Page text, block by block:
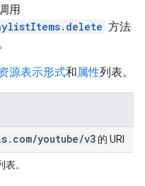
用
方法
源表示形式和属性列表。
. com/youtube/v3 的 URI
。